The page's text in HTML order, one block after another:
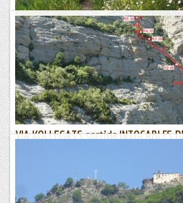
GR3: Vidrà - Els Munts
La temporada 2020/21 del grup del GR ha estat
Les restriccions motivades pel COVID19 no ens han
fins ara fer les sortides col·lectives que programem...
Blog de muntanya
VIA KOLLEGATS sortida INTOCABLES
força oblidada, ja sigui per la distancia , ja sigui per
morfologia i dificultat. Però tot i així...